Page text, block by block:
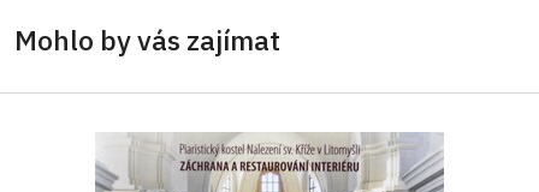
Mohlo by vás zajímat